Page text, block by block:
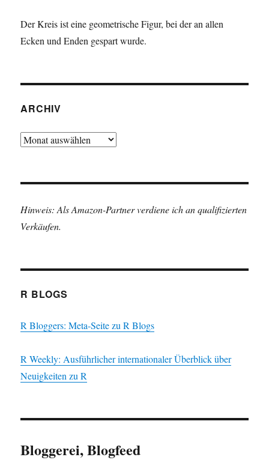
Der Kreis ist eine geometrische Figur, bei der an allen
Ecken und Enden gespart wurde.
ARCHIV
Archiv
Hinweis: Als Amazon-Partner verdiene ich an qualifizierten
Verkäufen.
R BLOGS
R Bloggers: Meta-Seite zu R Blogs
R Weekly: Ausführlicher internationaler Überblick über
Neuigkeiten zu R
Bloggerei, Blogfeed